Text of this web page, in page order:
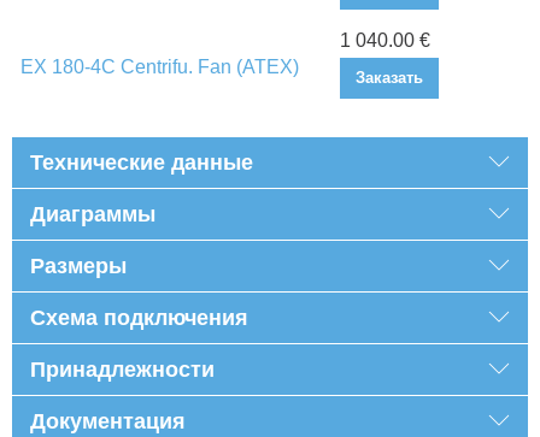
EX 180-4C Centrifu. Fan (ATEX)
1 040.00 €
Заказать
Технические данные
Диаграммы
Размеры
Схема подключения
Принадлежности
Документация